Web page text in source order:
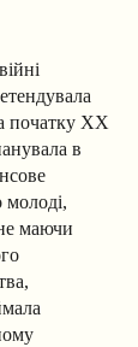
початку XX
в
молоді,
маючи